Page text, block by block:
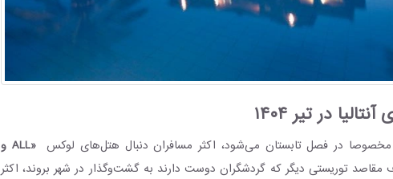
در تیر ۱۴۰۴
مخصوصا در فصل تابستان می‌شود، اکثر مسافران دنبال هتل‌های لوکس
«ALL و
مقاصد توریستی دیگر که گردشگران دوست دارند به گشت‌وگذار در شهر بروند، اکثر